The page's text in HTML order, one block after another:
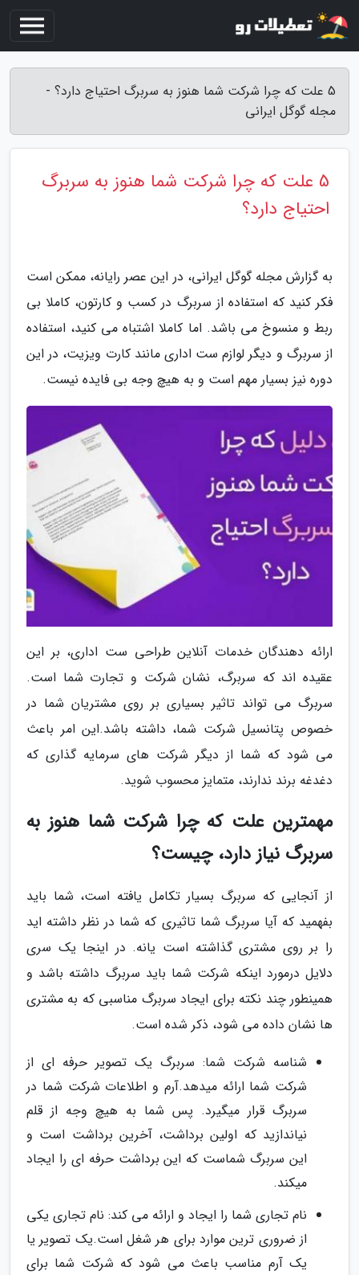
5 علت که چرا شرکت شما هنوز به سربرگ احتیاج دارد؟ -
مجله گوگل ایرانی
5 علت که چرا شرکت شما هنوز به سربرگ
احتیاج دارد؟
به گزارش مجله گوگل ایرانی، در این عصر رایانه، ممکن است
فکر کنید که استفاده از سربرگ در کسب و کارتون، کاملا بی
ربط و منسوخ می باشد. اما کاملا اشتباه می کنید، استفاده
از سربرگ و دیگر لوازم ست اداری مانند کارت ویزیت، در این
دوره نیز بسیار مهم است و به هیچ وجه بی فایده نیست.
ارائه دهندگان خدمات آنلاین طراحی ست اداری، بر این
عقیده اند که سربرگ، نشان شرکت و تجارت شما است.
سربرگ می تواند تاثیر بسیاری بر روی مشتریان شما در
خصوص پتانسیل شرکت شما، داشته باشد.این امر باعث
می شود که شما از دیگر شرکت های سرمایه گذاری که
دغدغه برند ندارند، متمایز محسوب شوید.
مهمترین علت که چرا شرکت شما هنوز به
سربرگ نیاز دارد، چیست؟
از آنجایی که سربرگ بسیار تکامل یافته است، شما باید
بفهمید که آیا سربرگ شما تاثیری که شما در نظر داشته اید
را بر روی مشتری گذاشته است یانه. در اینجا یک سری
دلایل درمورد اینکه شرکت شما باید سربرگ داشته باشد و
همینطور چند نکته برای ایجاد سربرگ مناسبی که به مشتری
ها نشان داده می شود، ذکر شده است.
شناسه شرکت شما: سربرگ یک تصویر حرفه ای از
شرکت شما ارائه میدهد.آرم و اطلاعات شرکت شما در
سربرگ قرار میگیرد. پس شما به هیچ وجه از قلم
نیاندازید که اولین برداشت، آخرین برداشت است و
این سربرگ شماست که این برداشت حرفه ای را ایجاد
میکند.
نام تجاری شما را ایجاد و ارائه می کند: نام تجاری یکی
از ضروری ترین موارد برای هر شغل است.یک تصویر یا
یک آرم مناسب باعث می شود که شرکت شما برای